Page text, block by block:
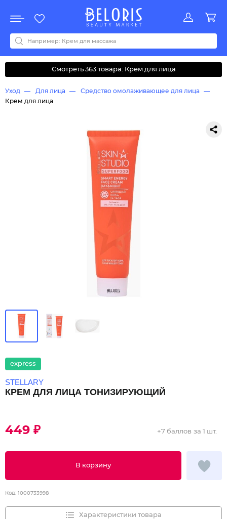
Акции
Все бренды
0-9ABCDEFGHIJKLMNOPQRSTUVWYZАБВДЗИМОКЛНПРСТУФ
Смотреть 363 товара: Крем для лица
Уход Для лица
Средство омолаживающее для лица
Крем для лица
express
STELLARY
КРЕМ ДЛЯ ЛИЦА ТОНИЗИРУЮЩИЙ
449 ₽
В корзину
+7 баллов за 1 шт.
Код: 1000733998
Характеристики товара